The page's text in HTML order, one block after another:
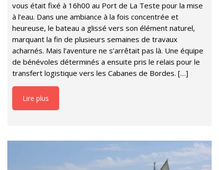
vous était fixé à 16h00 au Port de La Teste pour la mise
à l’eau. Dans une ambiance à la fois concentrée et
heureuse, le bateau a glissé vers son élément naturel,
marquant la fin de plusieurs semaines de travaux
acharnés. Mais l’aventure ne s’arrêtait pas là. Une équipe
de bénévoles déterminés a ensuite pris le relais pour le
transfert logistique vers les Cabanes de Bordes. […]
Lire plus